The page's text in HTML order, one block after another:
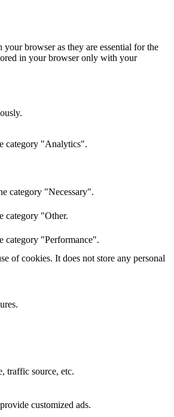
browser as they are essential for the
in your browser only with your
category "Analytics".
category "Necessary".
category "Other.
category "Performance".
of cookies. It does not store any personal
traffic source, etc.
customized ads.